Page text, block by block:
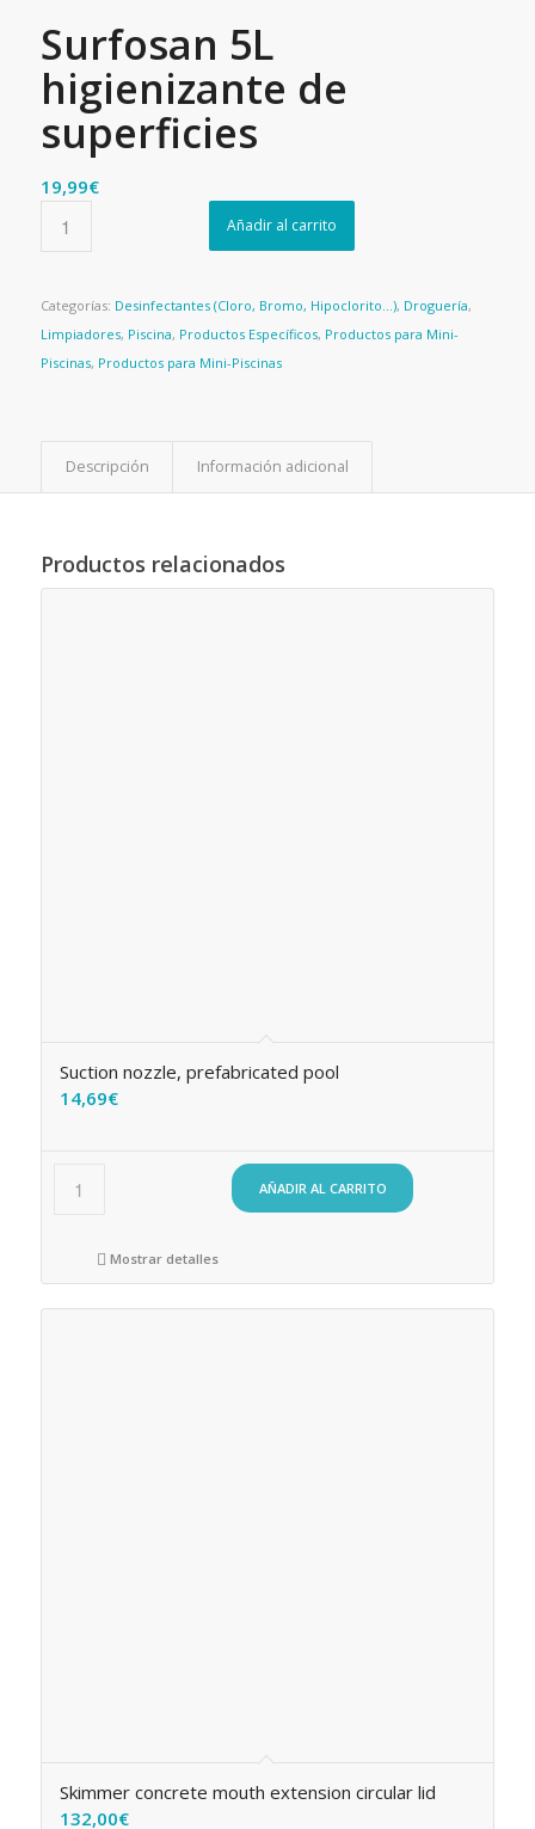
Surfosan 5L
higienizante de
superficies
19,99€
Añadir al carrito
Categorías: Desinfectantes (Cloro, Bromo, Hipoclorito...), Droguería,
Limpiadores, Piscina, Productos Específicos, Productos para Mini-
Piscinas, Productos para Mini-Piscinas
Descripción Información adicional
Productos relacionados
Suction nozzle, prefabricated pool
14,69€
AÑADIR AL CARRITO
Mostrar detalles
Skimmer concrete mouth extension circular lid
132,00€